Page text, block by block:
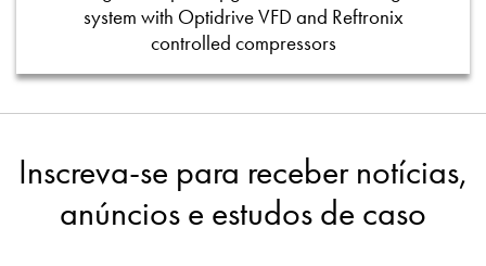
system with Optidrive VFD and Reftronix
controlled compressors
Inscreva-se para receber notícias,
anúncios e estudos de caso